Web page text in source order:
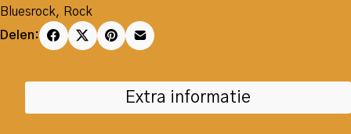
Bluesrock, Rock
Delen:
Extra informatie